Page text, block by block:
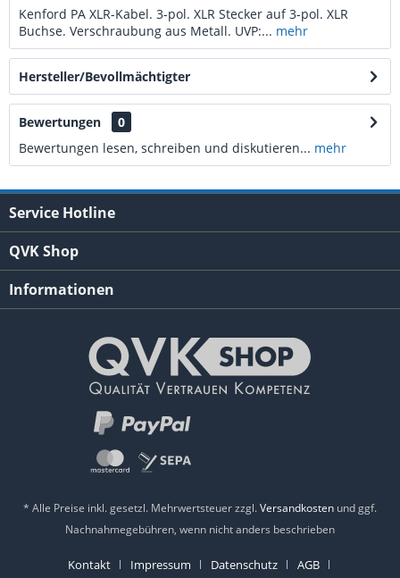
Kenford PA XLR-Kabel. 3-pol. XLR Stecker auf 3-pol. XLR
Buchse. Verschraubung aus Metall. UVP:... mehr
Hersteller/Bevollmächtigter
Bewertungen
0
Bewertungen lesen, schreiben und diskutieren... mehr
Service Hotline
QVK Shop
Informationen
* Alle Preise inkl. gesetzl. Mehrwertsteuer zzgl.Versandkosten und ggf.
Nachnahmegebühren, wenn nicht anders beschrieben
Kontakt Impressum Datenschutz AGB